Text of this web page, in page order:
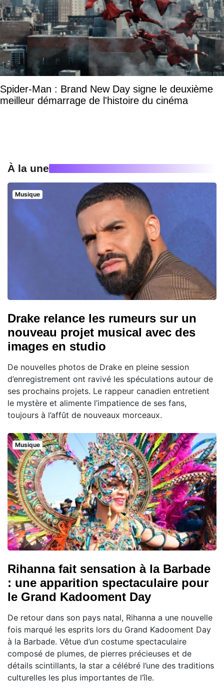
Spider-Man : Brand New Day signe le deuxième
meilleur démarrage de l'histoire du cinéma
À la une
Musique
Drake relance les rumeurs sur un
nouveau projet musical avec des
images en studio
De nouvelles photos de Drake en pleine session
d’enregistrement ont ravivé les spéculations autour de
ses prochains projets. Le rappeur canadien entretient
le mystère et alimente l’impatience de ses fans,
toujours à l’affût de nouveaux morceaux.
Musique
Rihanna fait sensation à la Barbade
: une apparition spectaculaire pour
le Grand Kadooment Day
De retour dans son pays natal, Rihanna a une nouvelle
fois marqué les esprits lors du Grand Kadooment Day
à la Barbade. Vêtue d’un costume spectaculaire
composé de plumes, de pierres précieuses et de
détails scintillants, la star a célébré l’une des traditions
culturelles les plus importantes de l’île.